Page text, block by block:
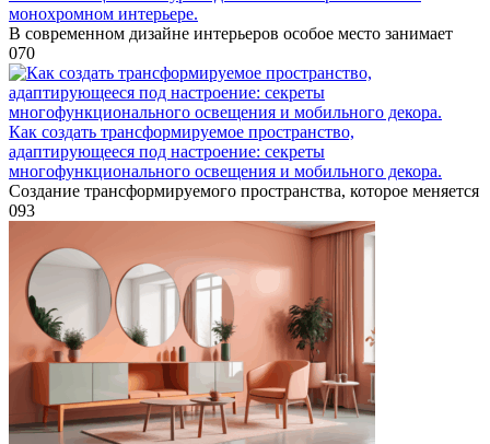
монохромном интерьере.
В современном дизайне интерьеров особое место занимает
070
Как создать трансформируемое пространство,
адаптирующееся под настроение: секреты
многофункционального освещения и мобильного декора.
Создание трансформируемого пространства, которое меняется
093